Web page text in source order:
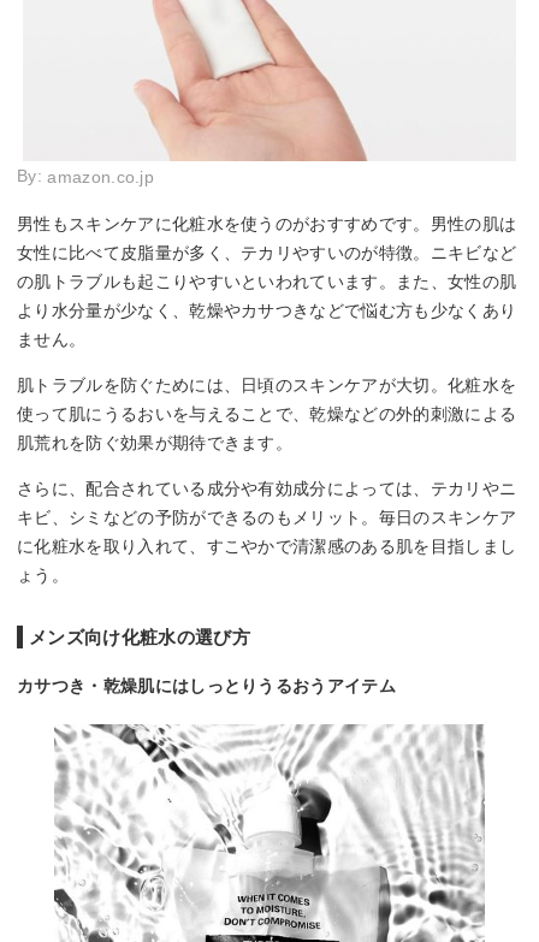
By:amazon.co.jp
男性もスキンケアに化粧水を使うのがおすすめです。男性の肌は
女性に比べて皮脂量が多く、テカリやすいのが特徴。ニキビなど
の肌トラブルも起こりやすいといわれています。また、女性の肌
より水分量が少なく、乾燥やカサつきなどで悩む方も少なくあり
ません。
肌トラブルを防ぐためには、日頃のスキンケアが大切。化粧水を
使って肌にうるおいを与えることで、乾燥などの外的刺激による
肌荒れを防ぐ効果が期待できます。
さらに、配合されている成分や有効成分によっては、テカリやニ
キビ、シミなどの予防ができるのもメリット。毎日のスキンケア
に化粧水を取り入れて、すこやかで清潔感のある肌を目指しまし
ょう。
メンズ向け化粧水の選び方
カサつき・乾燥肌にはしっとりうるおうアイテム